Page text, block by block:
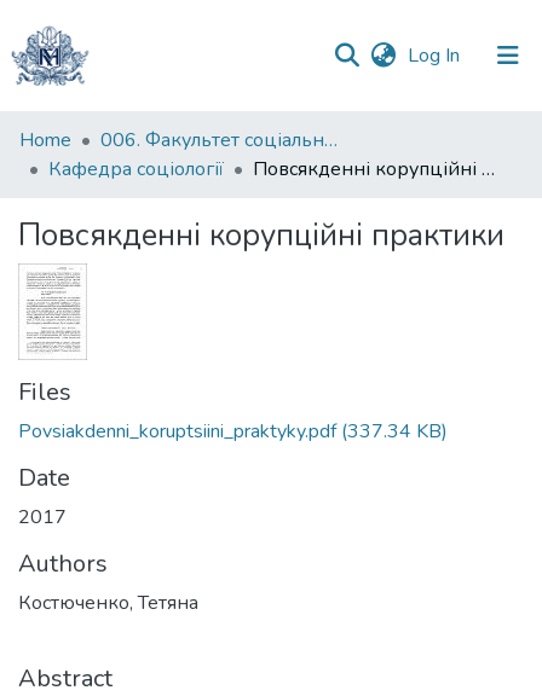
Log In (current)
Communities
&
All of DSpace
Statistics
Home
006. Факультет соціальних наук і соціальних технологій
Кафедра соціології
Повсякденні корупційні практики
Повсякденні корупційні практики
Files
Povsiakdenni_koruptsiini_praktyky.pdf(337.34 KB)
Date
2017
Authors
Костюченко, Тетяна
Abstract